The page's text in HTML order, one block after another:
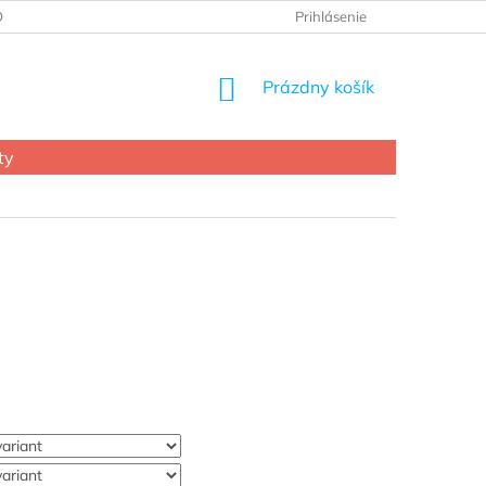
OSOBNÝCH ÚDAJOV Prihlásenie
NÁKUPNÝ
Prázdny košík